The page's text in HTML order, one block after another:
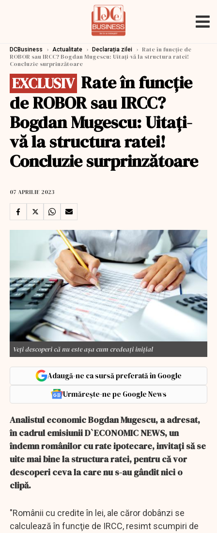
DCBusiness › Actualitate › Declarația zilei › Rate în funcție de
ROBOR sau IRCC? Bogdan Mugescu: Uitați-vă la structura ratei!
Concluzie surprinzătoare
EXCLUSIV Rate în funcție
de ROBOR sau IRCC?
Bogdan Mugescu: Uitați-
vă la structura ratei!
Concluzie surprinzătoare
07 APRILIE 2023
Veți descoperi că nu este așa cum credeați inițial
Adaugă-ne ca sursă preferată în Google
Urmărește-ne pe Google News
Analistul economic Bogdan Mugescu, a adresat,
în cadrul emisiunii D`ECONOMIC NEWS, un
îndemn românilor cu rate ipotecare, invitați să se
uite mai bine la structura ratei, pentru că vor
descoperi ceva la care nu s-au gândit nici o
clipă.
"Românii cu credite în lei, ale căror dobânzi se
calculează în funcţie de IRCC, resimt scumpiri de